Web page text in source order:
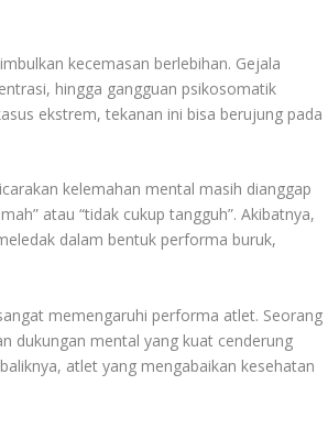
kecemasan berlebihan. Gejala
hingga gangguan psikosomatik
ekstrem, tekanan ini bisa berujung pada
kelemahan mental masih dianggap
atau “tidak cukup tangguh”. Akibatnya,
dalam bentuk performa buruk,
memengaruhi performa atlet. Seorang
dukungan mental yang kuat cenderung
atlet yang mengabaikan kesehatan